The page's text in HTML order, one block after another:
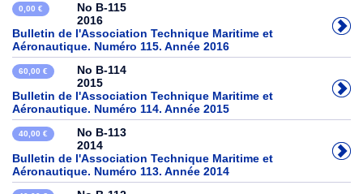
0,00 €
No B-115
2016
Bulletin de l'Association Technique Maritime et
Aéronautique. Numéro 115. Année 2016
60,00 €
No B-114
2015
Bulletin de l'Association Technique Maritime et
Aéronautique. Numéro 114. Année 2015
40,00 €
No B-113
2014
Bulletin de l'Association Technique Maritime et
Aéronautique. Numéro 113. Année 2014